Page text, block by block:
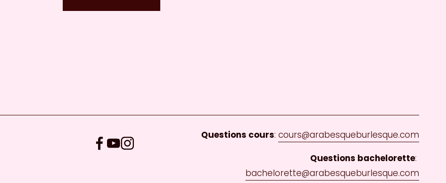
Questions cours: cours@arabesqueburlesque.com
Questions bachelorette:
bachelorette@arabesqueburlesque.com